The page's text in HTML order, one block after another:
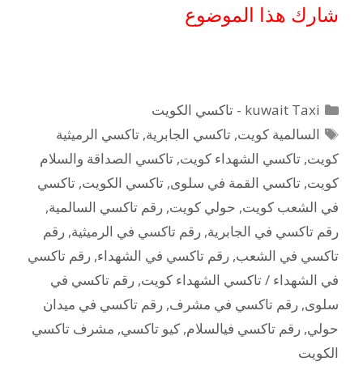
شارك هذا الموضوع
التصنيفات
kuwait Taxi - تاكسي الكويت
الوسوم
السالمية كويت,تاكسي الجابرية,تاكسي الرميثية
كويت, تاكسي الشهداء كويت, تاكسي الصداقة والسلام
كويت, تاكسي القمة في سلوى, تاكسي الكويت, تاكسي
في الشعب كويت, حولي كويت, رقم تاكسي السالمية,
رقم تاكسي في الجابرية, رقم تاكسي في الرميثية, رقم
تاكسي في الشعب, رقم تاكسي في الشهداء, رقم تاكسي
في الشهداء / تاكسي الشهداء كويت, رقم تاكسي في
سلوى, رقم تاكسي في مشرف, رقم تاكسي في ميدان
حولي, رقم تاكسي فيالسلام, كيو تاكسي, مشرف تاكسي
الكويت